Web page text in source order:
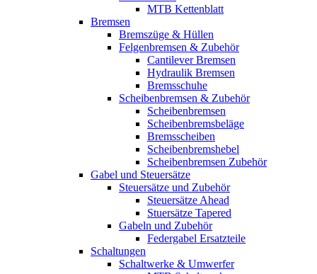
MTB Kettenblatt
Bremsen
Bremszüge & Hüllen
Felgenbremsen & Zubehör
Cantilever Bremsen
Hydraulik Bremsen
Bremsschuhe
Scheibenbremsen & Zubehör
Scheibenbremsen
Scheibenbremsbeläge
Bremsscheiben
Scheibenbremshebel
Scheibenbremsen Zubehör
Gabel und Steuersätze
Steuersätze und Zubehör
Steuersätze Ahead
Stuersätze Tapered
Gabeln und Zubehör
Federgabel Ersatzteile
Schaltungen
Schaltwerke & Umwerfer